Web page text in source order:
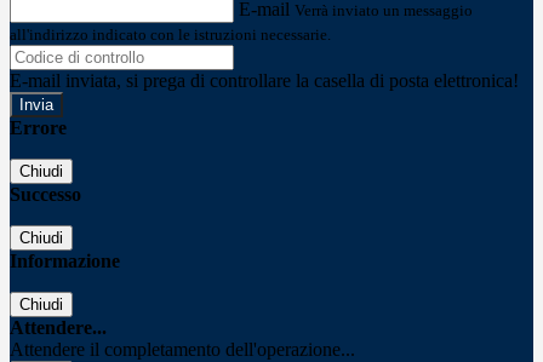
E-mail Verrà inviato un messaggio
all'indirizzo indicato con le istruzioni necessarie.
E-mail inviata, si prega di controllare la casella di posta elettronica!
Errore
Chiudi
Successo
Chiudi
Informazione
Chiudi
Attendere...
Attendere il completamento dell'operazione...